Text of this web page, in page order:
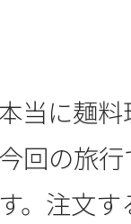
当に麺
回の旅
。注文